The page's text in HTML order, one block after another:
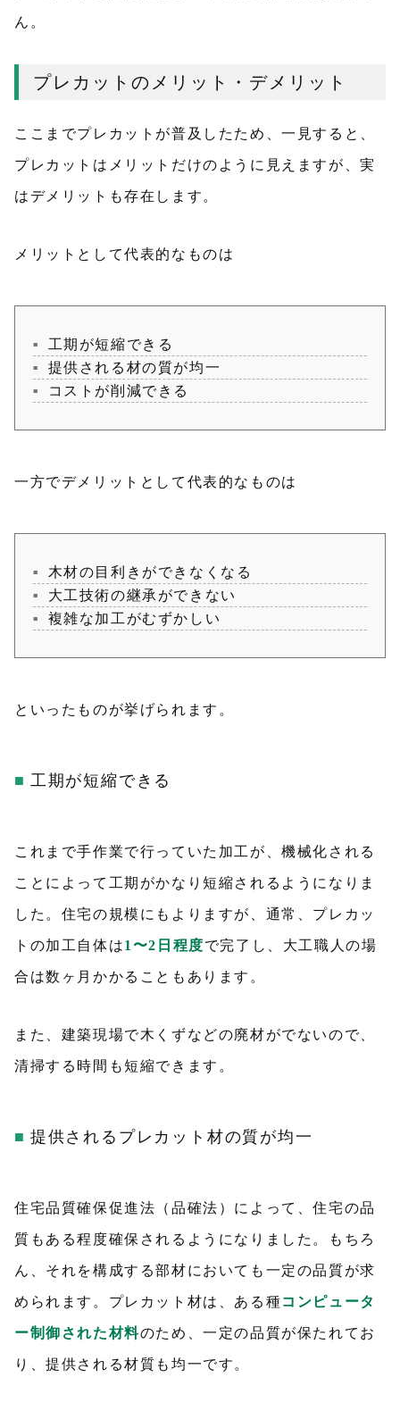
ん。
プレカットのメリット・デメリット
ここまでプレカットが普及したため、一見すると、
プレカットはメリットだけのように見えますが、実
はデメリットも存在します。
メリットとして代表的なものは
工期が短縮できる
提供される材の質が均一
コストが削減できる
一方でデメリットとして代表的なものは
木材の目利きができなくなる
大工技術の継承ができない
複雑な加工がむずかしい
といったものが挙げられます。
工期が短縮できる
これまで手作業で行っていた加工が、機械化される
ことによって工期がかなり短縮されるようになりま
した。住宅の規模にもよりますが、通常、プレカッ
トの加工自体は1〜2日程度で完了し、大工職人の場
合は数ヶ月かかることもあります。
また、建築現場で木くずなどの廃材がでないので、
清掃する時間も短縮できます。
提供されるプレカット材の質が均一
住宅品質確保促進法（品確法）によって、住宅の品
質もある程度確保されるようになりました。もちろ
ん、それを構成する部材においても一定の品質が求
められます。プレカット材は、ある種コンピュータ
ー制御された材料のため、一定の品質が保たれてお
り、提供される材質も均一です。